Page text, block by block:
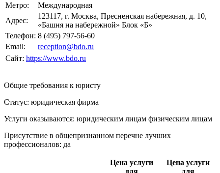
Метро:
Международная
Адрес:
123117, г. Москва, Пресненская набережная, д. 10,
«Башня на набережной» Блок «Б»
Телефон: 8 (495) 797-56-60
Email:
reception@bdo.ru
Сайт: https://www.bdo.ru
Общие требования к юристу
Статус: юридическая фирма
Услуги оказываются: юридическим лицам физическим лицам
Присутствие в общепризнанном перечне лучших
профессионалов: да
Цена услуги
для
Цена услуги
для